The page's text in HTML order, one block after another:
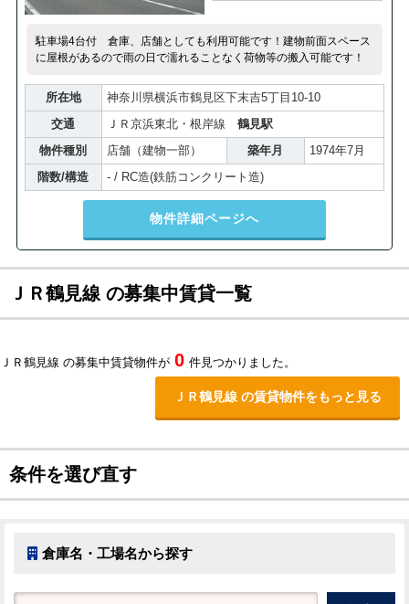
駐車場4台付 倉庫、店舗としても利用可能です！建物前面スペース
に屋根があるので雨の日で濡れることなく荷物等の搬入可能です！
所在地
神奈川県横浜市鶴見区下末吉5丁目10-10
交通
ＪＲ京浜東北・根岸線 鶴見駅
物件種別
店舗（建物一部） 築年月
1974年7月
階数/構造
- / RC造(鉄筋コンクリート造)
物件詳細ページへ
ＪＲ鶴見線 の募集中賃貸一覧
ＪＲ鶴見線 の募集中賃貸物件が 0 件見つかりました。
ＪＲ鶴見線 の賃貸物件をもっと見る
条件を選び直す
倉庫名・工場名から探す